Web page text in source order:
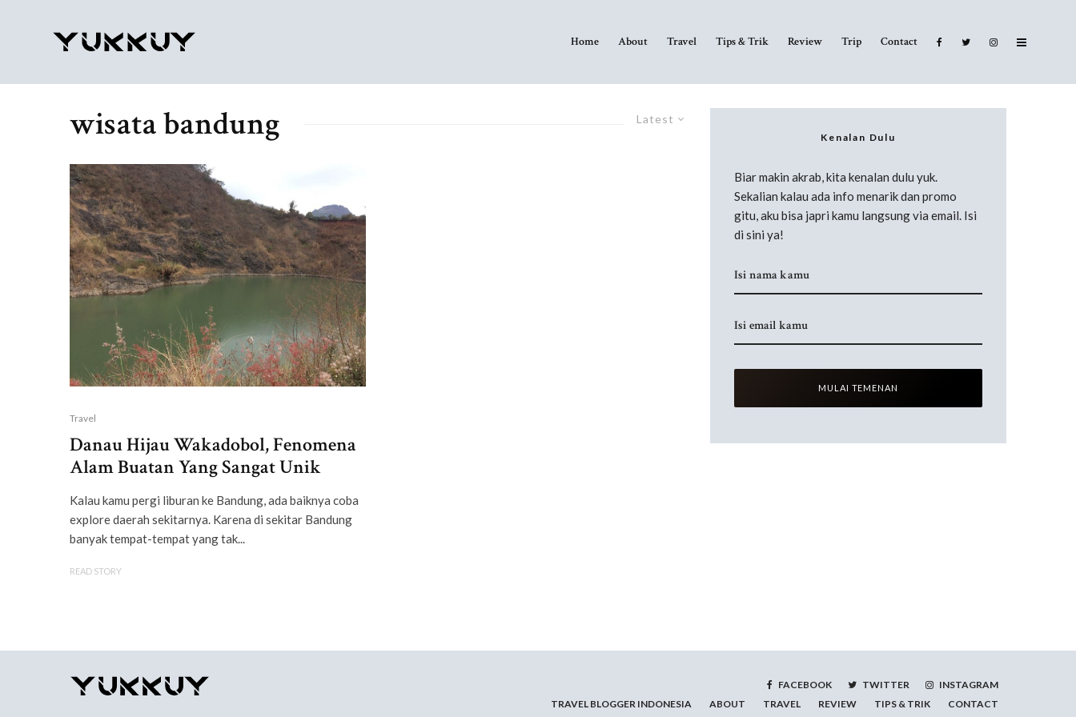
Home About Travel Tips & Trik Review Trip Contact
Latest
wisata bandung
Travel
Danau Hijau Wakadobol, Fenomena
Alam Buatan Yang Sangat Unik
Kalau kamu pergi liburan ke Bandung, ada baiknya coba
explore daerah sekitarnya. Karena di sekitar Bandung
banyak tempat-tempat yang tak...
READ STORY
Kenalan Dulu
Biar makin akrab, kita kenalan dulu yuk.
Sekalian kalau ada info menarik dan promo
gitu, aku bisa japri kamu langsung via email. Isi
di sini ya!
FACEBOOK TWITTER
INSTAGRAM
TRAVEL BLOGGER INDONESIA
ABOUT TRAVEL REVIEW TIPS & TRIK CONTACT